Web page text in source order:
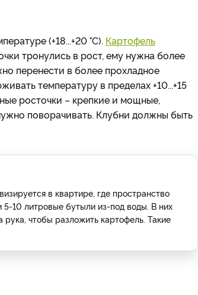
(+18...+20 °C). Картофель
тронулись в рост, ему нужна более
перенести в более прохладное
температуру в пределах +10...+15
росточки – крепкие и мощные,
поворачивать. Клубни должны быть
в квартире, где пространство
5-10 литровые бутыли из-под воды. В них
чтобы разложить картофель. Такие